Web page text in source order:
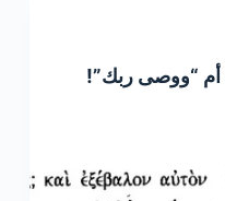
أم “ووصى ربك”!